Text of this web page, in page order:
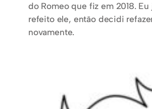
do Romeo que fiz em 2018. Eu
refeito ele, então decidi
novamente.